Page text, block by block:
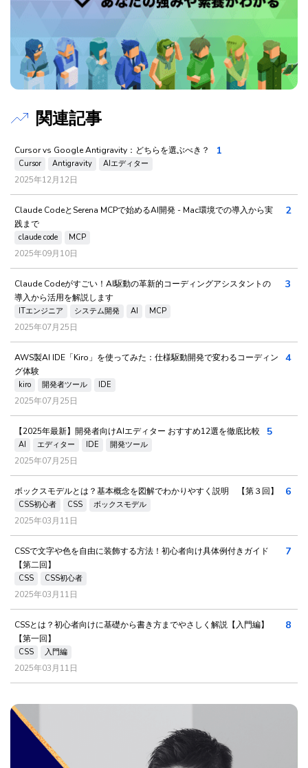
関連記事
Cursor vs Google Antigravity：どちらを選ぶべき？
Cursor Antigravity AIエディター
2025年12月12日
1
Claude CodeとSerena MCPで始めるAI開発 - Mac環境での導入から実
践まで
claude code MCP
2025年09月10日
2
Claude Codeがすごい！AI駆動の革新的コーディングアシスタントの
導入から活用を解説します
ITエンジニア システム開発 AI MCP
2025年07月25日
3
AWS製AI IDE「Kiro」を使ってみた：仕様駆動開発で変わるコーディン
グ体験
kiro 開発者ツール IDE
2025年07月25日
4
【2025年最新】開発者向けAIエディター おすすめ12選を徹底比較
AI エディター IDE 開発ツール
2025年07月25日
5
ボックスモデルとは？基本概念を図解でわかりやすく説明 【第３回】
CSS初心者 CSS ボックスモデル
2025年03月11日
6
CSSで文字や色を自由に装飾する方法！初心者向け具体例付きガイド
【第二回】
CSS CSS初心者
2025年03月11日
7
CSSとは？初心者向けに基礎から書き方までやさしく解説【入門編】
【第一回】
CSS 入門編
2025年03月11日
8